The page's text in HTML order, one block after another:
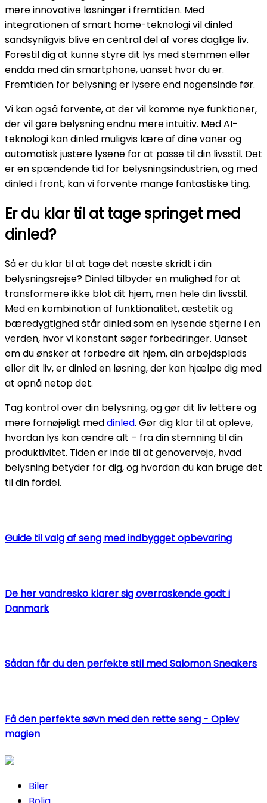
mere innovative løsninger i fremtiden. Med
integrationen af smart home-teknologi vil dinled
sandsynligvis blive en central del af vores daglige liv.
Forestil dig at kunne styre dit lys med stemmen eller
endda med din smartphone, uanset hvor du er.
Fremtiden for belysning er lysere end nogensinde før.
Vi kan også forvente, at der vil komme nye funktioner,
der vil gøre belysning endnu mere intuitiv. Med AI-
teknologi kan dinled muligvis lære af dine vaner og
automatisk justere lysene for at passe til din livsstil. Det
er en spændende tid for belysningsindustrien, og med
dinled i front, kan vi forvente mange fantastiske ting.
Er du klar til at tage springet med
dinled?
Så er du klar til at tage det næste skridt i din
belysningsrejse? Dinled tilbyder en mulighed for at
transformere ikke blot dit hjem, men hele din livsstil.
Med en kombination af funktionalitet, æstetik og
bæredygtighed står dinled som en lysende stjerne i en
verden, hvor vi konstant søger forbedringer. Uanset
om du ønsker at forbedre dit hjem, din arbejdsplads
eller dit liv, er dinled en løsning, der kan hjælpe dig med
at opnå netop det.
Tag kontrol over din belysning, og gør dit liv lettere og
mere fornøjeligt meddinled. Gør dig klar til at opleve,
hvordan lys kan ændre alt – fra din stemning til din
produktivitet. Tiden er inde til at genoverveje, hvad
belysning betyder for dig, og hvordan du kan bruge det
til din fordel.
Guide til valg af seng med indbygget opbevaring
De her vandresko klarer sig overraskende godt i
Danmark
Sådan får du den perfekte stil med Salomon Sneakers
Få den perfekte søvn med den rette seng - Oplev
magien
Biler